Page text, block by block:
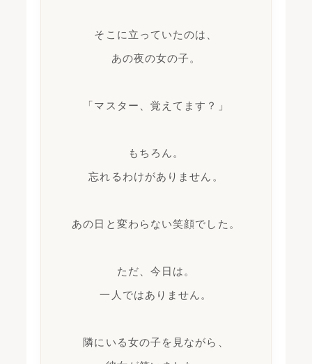
そこに立っていたのは、
あの夜の女の子。
「マスター、覚えてます？」
もちろん。
忘れるわけがありません。
あの日と変わらない笑顔でした。
ただ、今日は。
一人ではありません。
隣にいる女の子を見ながら、